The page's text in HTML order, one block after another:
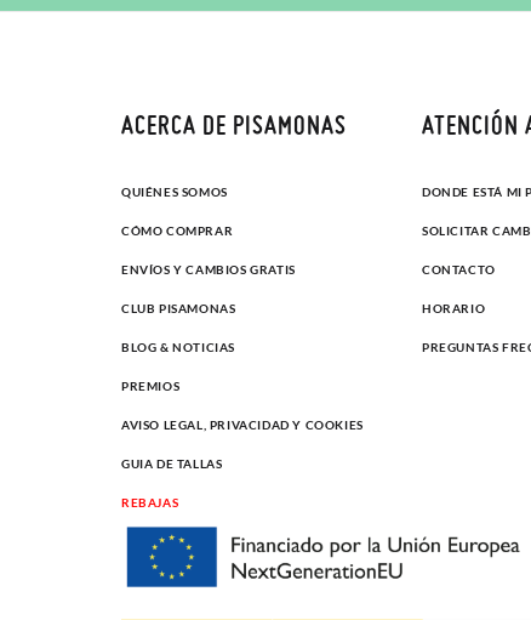
ACERCA DE PISAMONAS
QUIÉNES SOMOS
CÓMO COMPRAR
ENVÍOS Y CAMBIOS GRATIS
CLUB PISAMONAS
BLOG & NOTICIAS
PREMIOS
AVISO LEGAL, PRIVACIDAD Y COOKIES
GUIA DE TALLAS
REBAJAS
ATENCIÓN
DONDE ESTÁ MI
SOLICITAR
CONTACTO
HORARIO
PREGUNTAS